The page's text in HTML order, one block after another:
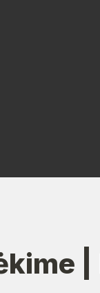
|